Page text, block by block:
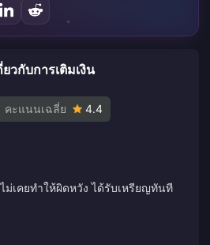
วกับการเติมเงิน
คะแนนเฉลี่ย 4.4
ม่เคยทำให้ผิดหวัง ได้รับเหรียญทันที